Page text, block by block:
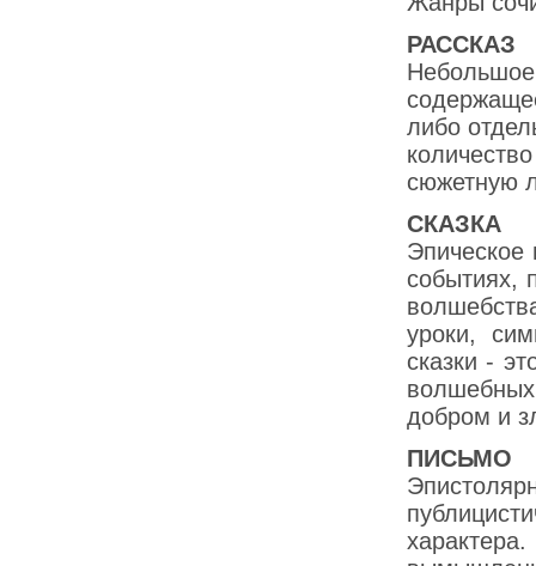
РАССКАЗ
либо
сюжетную
СКАЗКА
событиях,
уроки,
сказки -
добром и
ПИСЬМО